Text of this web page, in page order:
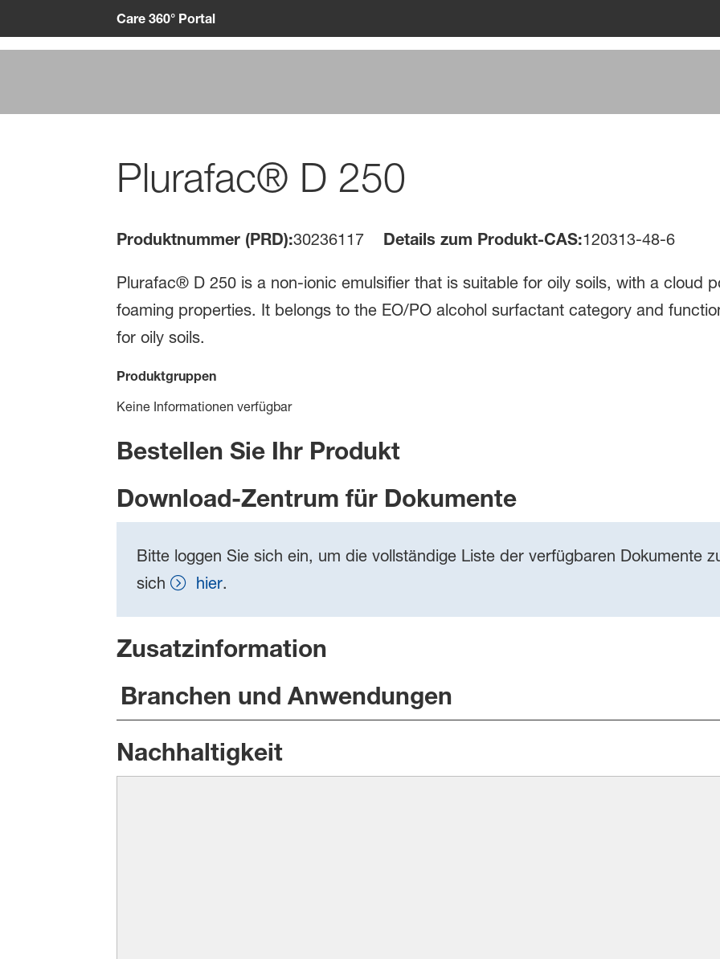
Care 360° Portal
Plurafac® D 250
Produktnummer (PRD):30236117 Details zum Produkt-CAS:120313-48-6
Plurafac® D 250 is a non-ionic emulsifier that is suitable for oily soils, with a cloud
foaming properties. It belongs to the EO/PO alcohol surfactant category and
for oily soils.
Produktgruppen
Keine Informationen verfügbar
Bestellen Sie Ihr Produkt
Download-Zentrum für Dokumente
Bitte loggen Sie sich ein, um die vollständige Liste der verfügbaren Dokumente
sich
hier.
Zusatzinformation
Branchen und Anwendungen
Nachhaltigkeit